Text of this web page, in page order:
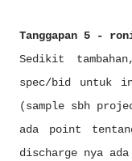
Tanggapan 5 -
Sedikit
spec/bid untuk
(sample sbh
ada point
discharge nya